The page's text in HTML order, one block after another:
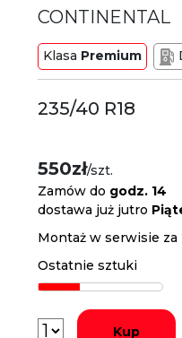
CONTINENTAL
Klasa Premium
235/40 R18
550zł/szt.
Zamów do godz. 14
dostawa już jutro
Montaż w serwisie za
Ostatnie sztuki
Kup